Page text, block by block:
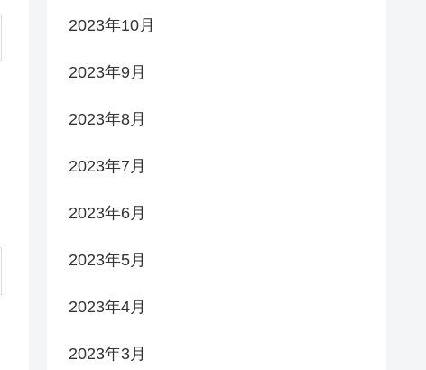
2023年10月
2023年9月
2023年8月
2023年7月
2023年6月
2023年5月
2023年4月
2023年3月